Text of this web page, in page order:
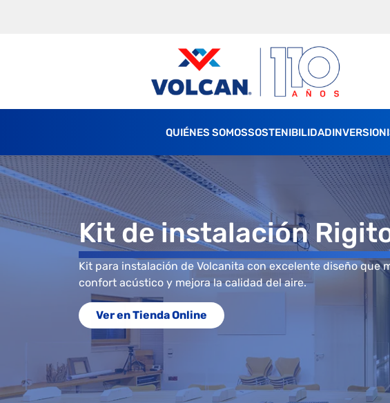
QUIÉNES SOMOSSOSTENIBILIDAD
Kit de instalación
Kit para instalación de Volcanita con excelente diseño que
confort acústico y mejora la calidad del aire.
Ver en Tienda Online